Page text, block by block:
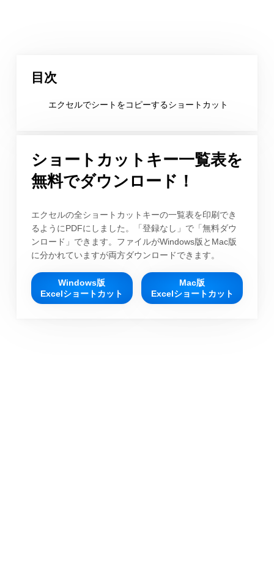
目次
エクセルでシートをコピーするショートカット
ショートカットキー一覧表を
無料でダウンロード！
エクセルの全ショートカットキーの一覧表を印刷でき
るようにPDFにしました。「登録なし」で「無料ダウ
ンロード」できます。ファイルがWindows版とMac版
に分かれていますが両方ダウンロードできます。
Windows版
Excelショートカット
Mac版
Excelショートカット